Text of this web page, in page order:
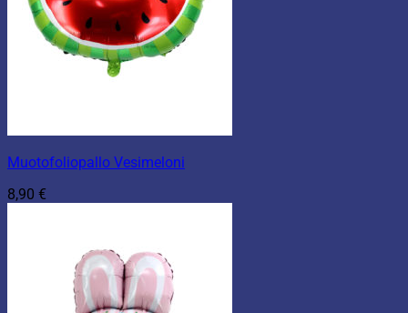
Muotofoliopallo Vesimeloni
8,90 €